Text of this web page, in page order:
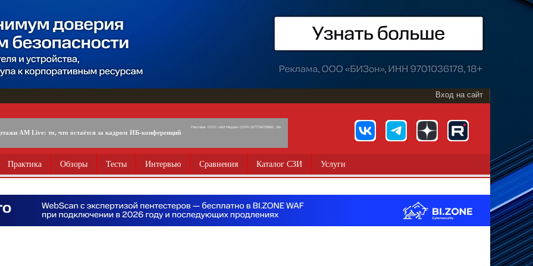
Вход на сайт
AM Live: то, что остаётся за кадром ИБ-конференций
Реклама. ООО «АМ Медиа» ОГРН 1077746725891, 18+
Практика Обзоры Тесты Интервью Сравнения Каталог СЗИ Услуги